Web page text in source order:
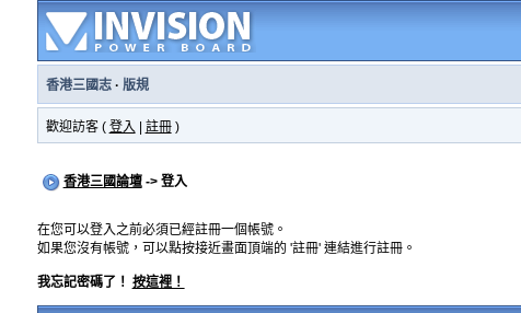
香港三國志· 版規
歡迎訪客 ( 登入 註冊)
香港三國論壇-> 登入
在您可以登入之前必須已經註冊一個帳號。
如果您沒有帳號，可以點按接近畫面頂端的 '註冊' 連結進行註冊。
我忘記密碼了！ 按這裡！